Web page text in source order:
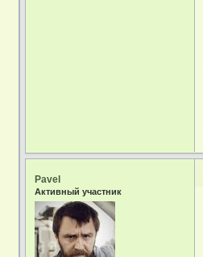
Pavel
Активный участник